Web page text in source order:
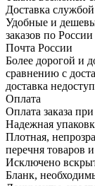
Доставка
Удобные и
заказов по
Почта России
Более дорогой и
сравнению с
доставка
Оплата
Оплата заказа
Надежная
Плотная,
перечня товаров
Исключено
Бланк,